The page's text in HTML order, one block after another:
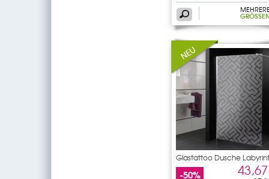
GRÖSSEN
Glastattoo Dusche
-50%